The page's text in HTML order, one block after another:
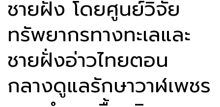
ชายฝั่ง โดยศูนย์วิจัย
ทรัพยากรทางทะเลและ
ชายฝั่งอ่าวไทยตอน
กลางดูแลรักษาวาฬเพชร